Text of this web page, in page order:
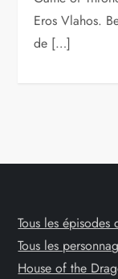
Eros Vlahos.
de […]
Tous les
Tous les
House of the